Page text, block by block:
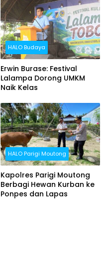
HALO Budaya
Erwin Burase: Festival
Lalampa Dorong UMKM
Naik Kelas
HALO Parigi Moutong
Kapolres Parigi Moutong
Berbagi Hewan Kurban ke
Ponpes dan Lapas